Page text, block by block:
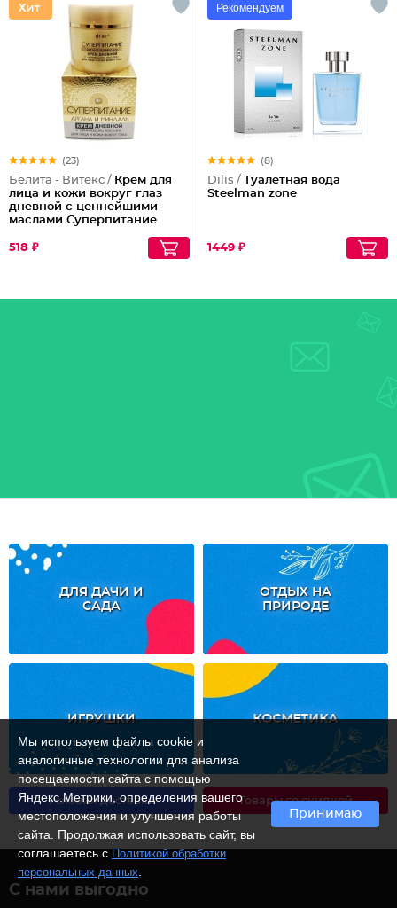
(23)
Белита - Витекс / Крем для
лица и кожи вокруг глаз
дневной с ценнейшими
маслами Суперпитание
518 ₽
Рекомендуем
(8)
Dilis / Туалетная вода
Steelman zone
1449 ₽
ДЛЯ ДАЧИ И
САДА
ОТДЫХ НА
ПРИРОДЕ
ИГРУШКИ КОСМЕТИКА
Условия доставки Товары со скидкой
С нами выгодно
Мы используем файлы cookie и
аналогичные технологии для анализа
посещаемости сайта с помощью
Яндекс.Метрики, определения вашего
местоположения и улучшения работы
сайта. Продолжая использовать сайт, вы
соглашаетесь сПолитикой обработки
персональных данных
Принимаю